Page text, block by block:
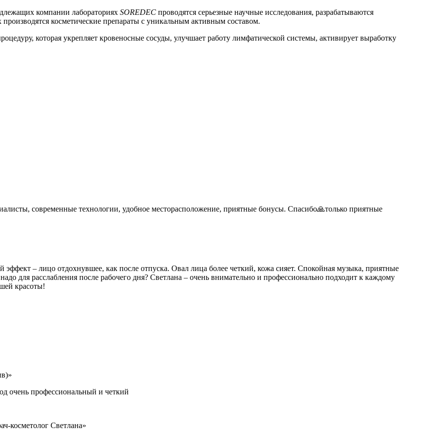
компании лабораториях SOREDEC проводятся серьезные научные исследования, разрабатываются
косметические препараты с уникальным активным составом.
которая укрепляет кровеносные сосуды, улучшает работу лимфатической системы, активирует выработку
современные технологии, удобное месторасположение, приятные бонусы. Спасибо🙏только приятные
– лицо отдохнувшее, как после отпуска. Овал лица более четкий, кожа сияет. Спокойная музыка, приятные
для расслабления после рабочего дня? Светлана – очень внимательно и профессионально подходит к каждому
красоты!
очень профессиональный и четкий
косметолог Светлана»